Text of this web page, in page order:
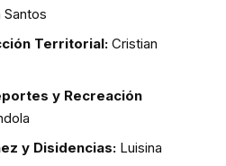
Santos
Territorial: Cristian
y Recreación
y Disidencias: Luisina